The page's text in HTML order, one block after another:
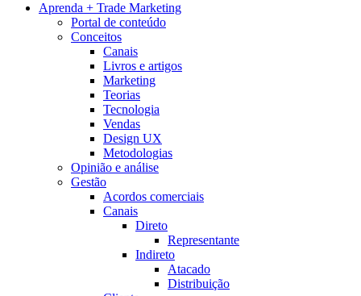
Aprenda + Trade Marketing
Portal de conteúdo
Conceitos
Canais
Livros e artigos
Marketing
Teorias
Tecnologia
Vendas
Design UX
Metodologias
Opinião e análise
Gestão
Acordos comerciais
Canais
Direto
Representante
Indireto
Atacado
Distribuição